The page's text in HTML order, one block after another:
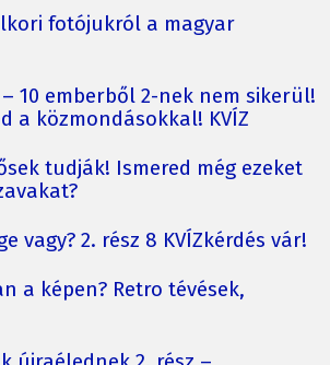
fotójukról a magyar
10 emberből 2-nek nem sikerül!
a közmondásokkal! KVÍZ
tudják! Ismered még ezeket
vagy? 2. rész 8 KVÍZkérdés vár!
a képen? Retro tévések,